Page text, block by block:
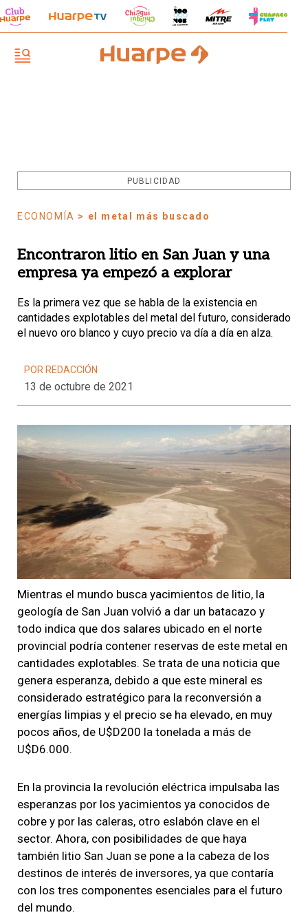
PUBLICIDAD
ECONOMÍA > el metal más buscado
Encontraron litio en San Juan y una
empresa ya empezó a explorar
Es la primera vez que se habla de la existencia en
cantidades explotables del metal del futuro, considerado
el nuevo oro blanco y cuyo precio va día a día en alza.
POR REDACCIÓN
13 de octubre de 2021
Mientras el mundo busca yacimientos de litio, la
geología de San Juan volvió a dar un batacazo y
todo indica que dos salares ubicado en el norte
provincial podría contener reservas de este metal en
cantidades explotables. Se trata de una noticia que
genera esperanza, debido a que este mineral es
considerado estratégico para la reconversión a
energías limpias y el precio se ha elevado, en muy
pocos años, de U$D200 la tonelada a más de
U$D6.000.
En la provincia la revolución eléctrica impulsaba las
esperanzas por los yacimientos ya conocidos de
cobre y por las caleras, otro eslabón clave en el
sector. Ahora, con posibilidades de que haya
también litio San Juan se pone a la cabeza de los
destinos de interés de inversores, ya que contaría
con los tres componentes esenciales para el futuro
del mundo.